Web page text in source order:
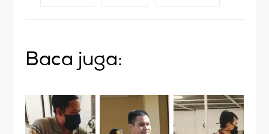
Baca juga: